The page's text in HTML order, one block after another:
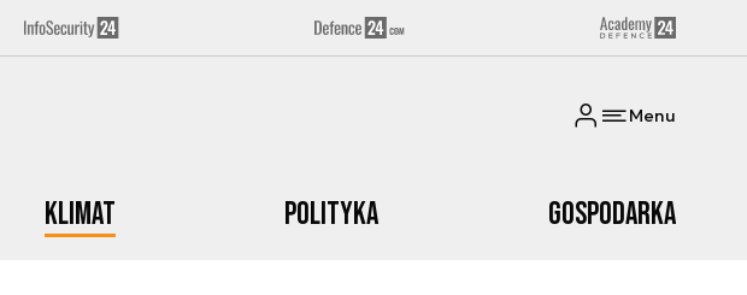
Menu
Klimat Polityka Gospodarka